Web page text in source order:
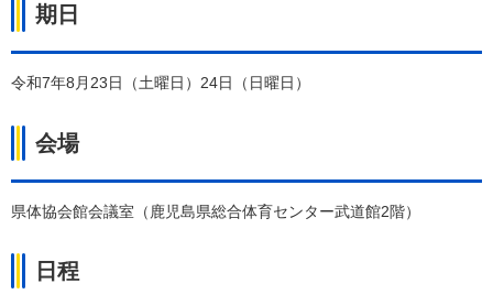
期日
令和7年8月23日（土曜日）24日（日曜日）
会場
県体協会館会議室（鹿児島県総合体育センター武道館2階）
日程